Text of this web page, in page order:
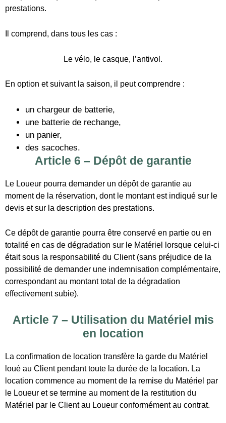
une batterie de rechange,
Article 6 – Dépôt de garantie
Le Loueur pourra demander un dépôt de garantie au
devis et sur la description des prestations.
Ce dépôt de garantie pourra être conservé en partie ou en
totalité en cas de dégradation sur le Matériel lorsque celui-ci
était sous la responsabilité du Client (sans préjudice de la
possibilité de demander une indemnisation complémentaire,
correspondant au montant total de la dégradation
Article 7 – Utilisation du Matériel mis
en location
La confirmation de location transfère la garde du Matériel
loué au Client pendant toute la durée de la location. La
location commence au moment de la remise du Matériel par
le Loueur et se termine au moment de la restitution du
Matériel par le Client au Loueur conformément au contrat.
restituer dans le même état qu’à la remise par le Loueur.
rembourser la totalité des dommages. La facturation au
locataire sera égale à la valeur intégrale à l’état neuf du
matériel au prix de vente public.
Article 8 – Obligations du Client